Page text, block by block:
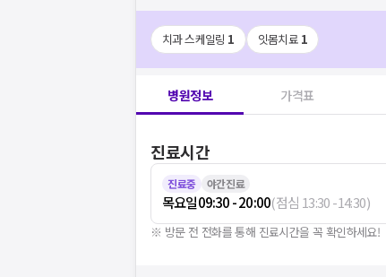
치과 스케일링 1 잇몸치료 1
병원정보 가격표
진료시간
진료중 야간진료
목요일09:30 - 20:00(점심 13:30-14:30)
※ 방문 전 전화를 통해 진료시간을 꼭 확인하세요!